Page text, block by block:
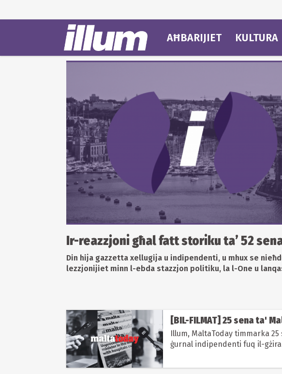
AĦBARIJIET KULTURA
Ir-reazzjoni għal fatt storiku ta’ 52
Din hija gazzetta xellugija u indipendenti, u mhux se
lezzjonijiet minn l-ebda stazzjon politiku, la l-One u
[BIL-FILMAT] 25 sena ta'
Illum, MaltaToday timmarka
ġurnal indipendenti fuq il-